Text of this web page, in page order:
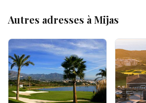
Autres adresses à Mijas